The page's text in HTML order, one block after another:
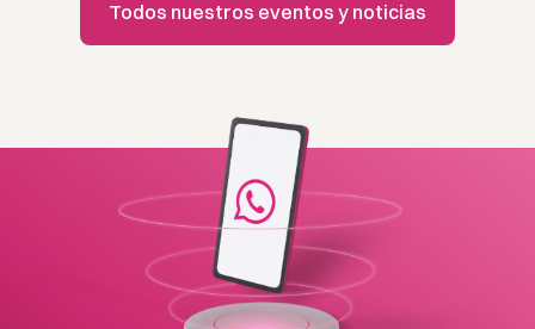
Todos nuestros eventos y noticias